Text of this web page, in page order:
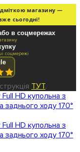
магазину —
сьогодні!
в соцмережах
соцмережі
ТУТ.